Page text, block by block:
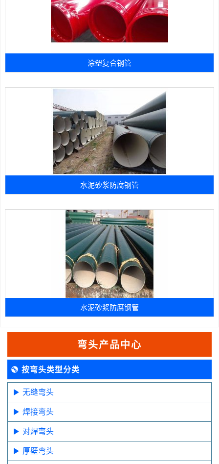
涂塑复合钢管
水泥砂浆防腐钢管
水泥砂浆防腐钢管
弯头产品中心
按弯头类型分类
无缝弯头
焊接弯头
对焊弯头
厚壁弯头